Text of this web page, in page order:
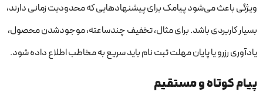
ویژگی باعث می‌شود پیامک برای پیشنهادهایی که محدودیت زمانی دارند،
بسیار کاربردی باشد. برای مثال، تخفیف چندساعته، موجودشدن محصول،
یادآوری رزرو یا پایان مهلت ثبت نام باید سریع به مخاطب اطلاع داده شود.
پیام کوتاه و مستقیم